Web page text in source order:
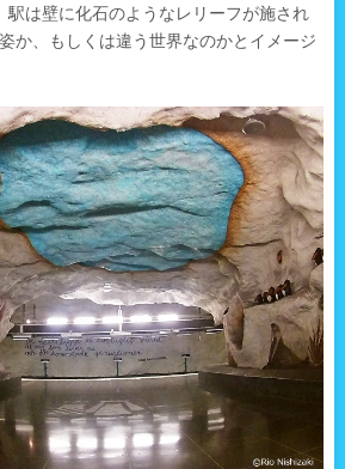
駅は壁に化石のようなレリーフが施され
か、もしくは違う世界なのかとイメージ